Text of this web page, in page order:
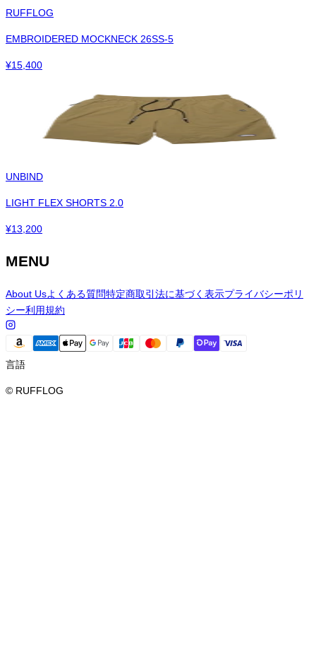
RUFFLOG
EMBROIDERED MOCKNECK 26SS-5
¥15,400
UNBIND
LIGHT FLEX SHORTS 2.0
¥13,200
MENU
About Usよくある質問特定商取引法に基づく表示プライバシーポリ
シー利用規約
言語
© RUFFLOG